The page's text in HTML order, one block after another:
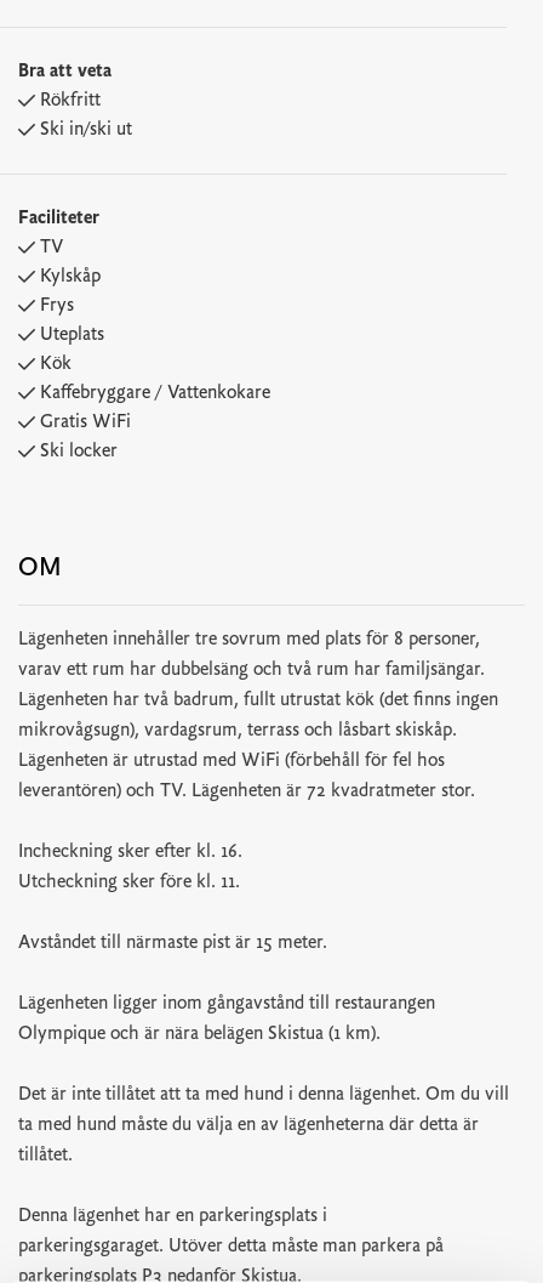
Bra att veta
Rökfritt
Ski in/ski ut
Faciliteter
TV
Kylskåp
Frys
Uteplats
Kök
Kaffebryggare / Vattenkokare
Gratis WiFi
Ski locker
OM
Lägenheten innehåller tre sovrum med plats för 8 personer,
varav ett rum har dubbelsäng och två rum har familjsängar.
Lägenheten har två badrum, fullt utrustat kök (det finns ingen
mikrovågsugn), vardagsrum, terrass och låsbart skiskåp.
Lägenheten är utrustad med WiFi (förbehåll för fel hos
leverantören) och TV. Lägenheten är 72 kvadratmeter stor.
Incheckning sker efter kl. 16.
Utcheckning sker före kl. 11.
Avståndet till närmaste pist är 15 meter.
Lägenheten ligger inom gångavstånd till restaurangen
Olympique och är nära belägen Skistua (1 km).
Det är inte tillåtet att ta med hund i denna lägenhet. Om du vill
ta med hund måste du välja en av lägenheterna där detta är
tillåtet.
Denna lägenhet har en parkeringsplats i
parkeringsgaraget. Utöver detta måste man parkera på
parkeringsplats P3 nedanför Skistua.